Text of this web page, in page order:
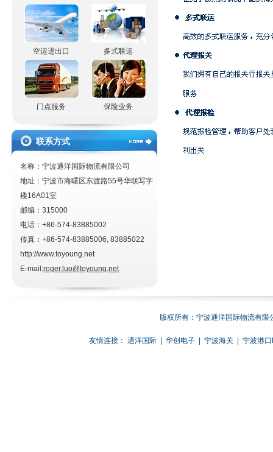
空运进出口 多式联运
门点服务 保险业务
联系方式
名称：宁波通洋国际物流有限公司
地址：宁波市海曙区东渡路55号华联写字
楼16A01室
邮编：315000
电话：+86-574-83885002
传真：+86-574-83885006, 83885022
http://www.toyoung.net
E-mail:roger.luo@toyoung.net
版权所有：宁波通洋国际物流有限
友情连接： 通洋国际| 华创电子| 宁波海关| 宁波港口